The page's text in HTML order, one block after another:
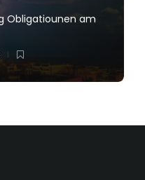
Obligatiounen am